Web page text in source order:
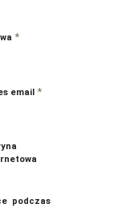
*
email *
podczas